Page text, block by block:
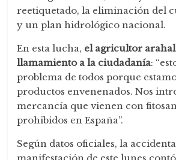
reetiquetado, la eliminación del
y un plan hidrológico nacional.
En esta lucha, el agricultor
llamamiento a la ciudadanía:
problema de todos porque
productos envenenados. Nos
mercancía que vienen con
prohibidos en España”.
Según datos oficiales, la
manifestación de este lunes contó